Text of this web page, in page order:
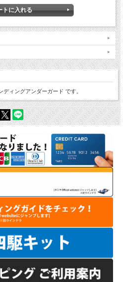
ィングアンダーガード です。